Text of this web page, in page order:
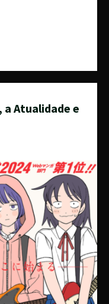
a Atualidade e